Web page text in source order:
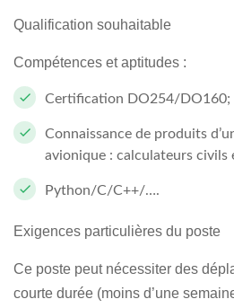
Qualification souhaitable
Compétences et aptitudes :
Certification DO254/DO160;
Connaissance de produits
avionique : calculateurs civils
Python/C/C++/….
Exigences particulières du poste
Ce poste peut nécessiter des
courte durée (moins d’une